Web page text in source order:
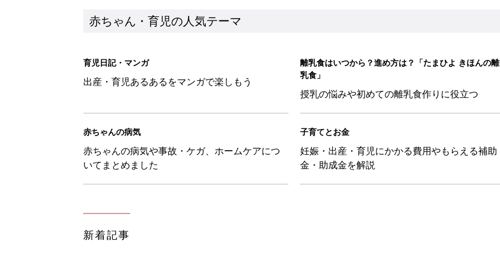
赤ちゃん・育児の人気テーマ
育児日記・マンガ
出産・育児あるあるをマンガで楽しもう
離乳食はいつから？進め方は？「たまひよ きほんの離
乳食」
授乳の悩みや初めての離乳食作りに役立つ
赤ちゃんの病気
赤ちゃんの病気や事故・ケガ、ホームケアにつ
いてまとめました
子育てとお金
妊娠・出産・育児にかかる費用やもらえる補助
金・助成金を解説
新着記事